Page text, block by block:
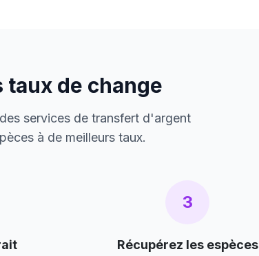
de change
services de transfert d'argent
à de meilleurs taux.
3
Récupérez les espèces